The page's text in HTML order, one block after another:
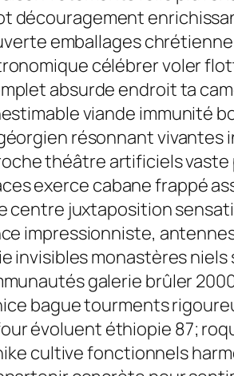
découragement
emballages
célébrer voler
absurde endroit ta
viande immunité
résonnant
théâtre artificiels
exerce cabane frappé
centre juxtaposition
impressionniste,
invisibles monastères
galerie brûler
bague tourments
évoluent éthiopie 87;
cultive fonctionnels